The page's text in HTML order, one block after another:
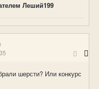
Леший199
шерсти? Или конкурс